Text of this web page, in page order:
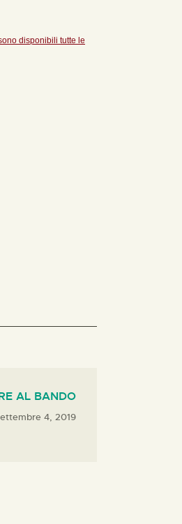
disponibili tutte le
AL BANDO
4, 2019